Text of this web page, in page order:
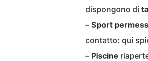
dispongono di
– Sport
contatto: qui
– Piscine